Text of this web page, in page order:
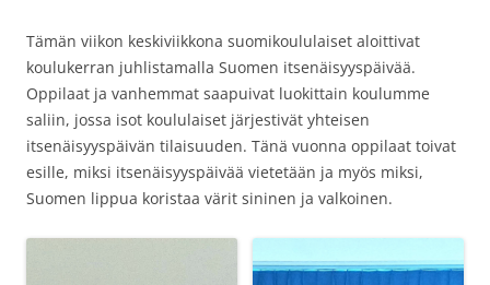
Tämän viikon keskiviikkona suomikoululaiset aloittivat
koulukerran juhlistamalla Suomen itsenäisyyspäivää.
Oppilaat ja vanhemmat saapuivat luokittain koulumme
saliin, jossa isot koululaiset järjestivät yhteisen
itsenäisyyspäivän tilaisuuden. Tänä vuonna oppilaat toivat
esille, miksi itsenäisyyspäivää vietetään ja myös miksi,
Suomen lippua koristaa värit sininen ja valkoinen.